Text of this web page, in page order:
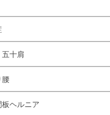
五十肩
腰
板ヘルニア